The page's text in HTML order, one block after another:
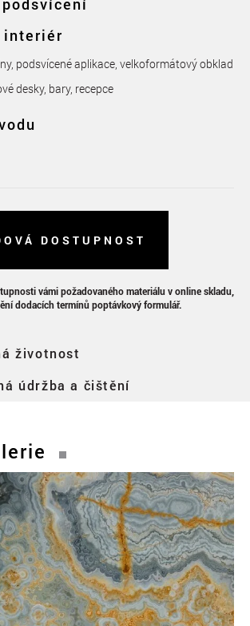
interiér
podsvícené aplikace, velkoformátový obklad
desky, bary, recepce
DOSTUPNOST
vámi požadovaného materiálu v online skladu,
dodacích termínů poptávkový formulář.
životnost
údržba a čištění